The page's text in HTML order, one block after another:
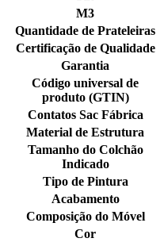
M3
Quantidade de Prateleiras
Certificação de Qualidade
Garantia
Código universal de
produto (GTIN)
Contatos Sac Fábrica
Material de Estrutura
Tamanho do Colchão
Indicado
Tipo de Pintura
Acabamento
Composição do Móvel
Cor